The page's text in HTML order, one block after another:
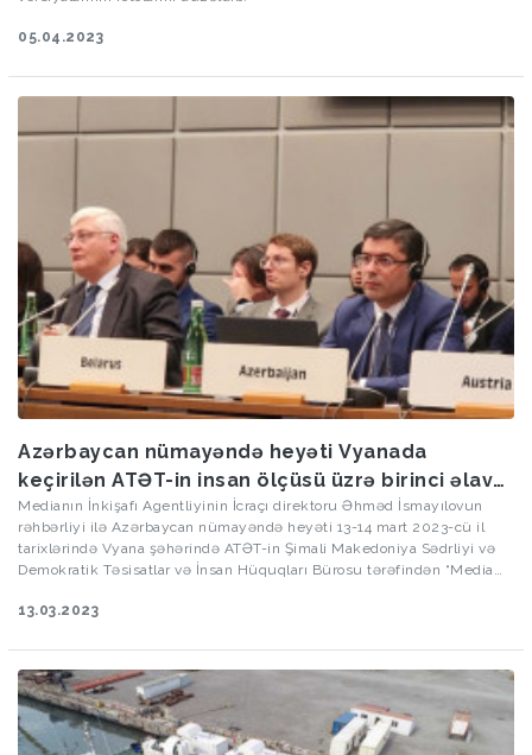
05.04.2023
Azərbaycan nümayəndə heyəti Vyanada
keçirilən ATƏT-in insan ölçüsü üzrə birinci əlavə
görüşündə iştirak edir
Medianın İnkişafı Agentliyinin İcraçı direktoru Əhməd İsmayılovun
rəhbərliyi ilə Azərbaycan nümayəndə heyəti 13-14 mart 2023-cü il
tarixlərində Vyana şəhərində ATƏT-in Şimali Makedoniya Sədrliyi və
Demokratik Təsisatlar və İnsan Hüquqları Bürosu tərəfindən “Media
mövzusunda keçirilən ATƏT-in insan ölçüsü üzrə birinci əlavə
13.03.2023